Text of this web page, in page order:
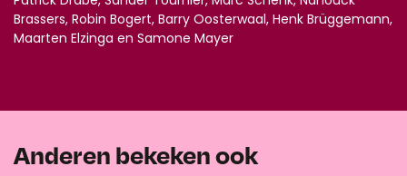
Brassers, Robin Bogert, Barry Oosterwaal, Henk Brüggemann,
Maarten Elzinga en Samone Mayer
Anderen bekeken ook